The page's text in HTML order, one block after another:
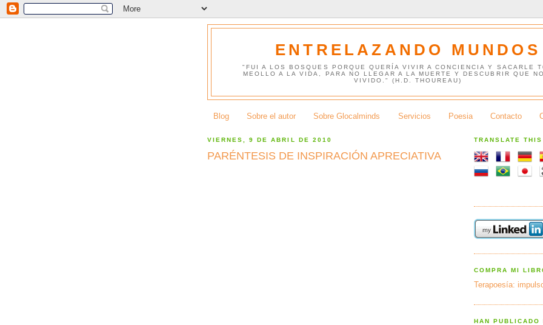
ENTRELAZANDO MUNDOS
"FUI A LOS BOSQUES PORQUE QUERÍA VIVIR A CONCIENCIA Y SACARLE
MEOLLO A LA VIDA, PARA NO LLEGAR A LA MUERTE Y DESCUBRIR QUE
VIVIDO." (H.D. THOUREAU)
Blog Sobre el autor Sobre Glocalminds Servicios Poesia Contacto
VIERNES, 9 DE ABRIL DE 2010
PARÉNTESIS DE INSPIRACIÓN APRECIATIVA
TRANSLATE
COMPRA MI
Terapoesía:
HAN PUBLICADO